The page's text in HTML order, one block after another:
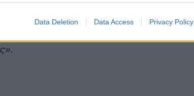
Data Deletion Data Access Privacy Policy
Πήγα για 3 επεισόδια και κάναμε 13.